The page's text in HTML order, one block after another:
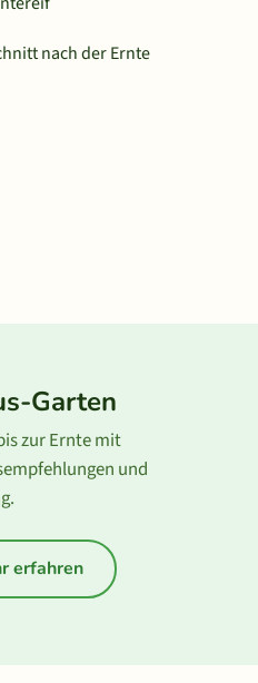
nach der Ernte
Garten
zur Ernte mit
und
erfahren